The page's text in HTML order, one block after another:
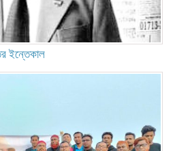
ইন্তেকাল